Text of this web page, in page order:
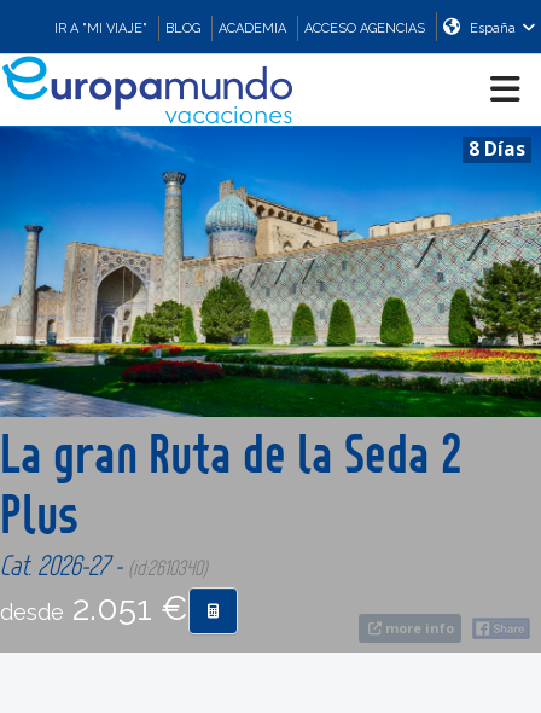
IR A "MI VIAJE" BLOG ACADEMIA ACCESO AGENCIAS España
EUROPA
ASIA
ORIENTE
PROMOCIONES
8 Días
more info
La gran Ruta de la Seda 2
Plus
Cat. 2026-27 - (id:2610340)
desde 2.051 €